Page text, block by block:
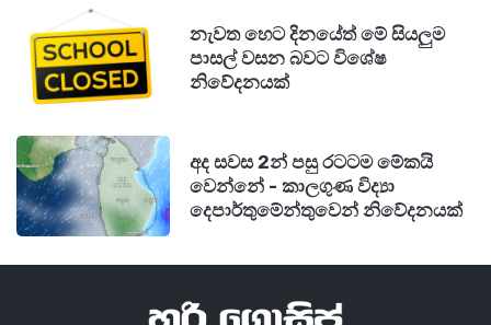
නැවත හෙට දිනයේත් මේ සියලුම
පාසල් වසන බවට විශේෂ
නිවේදනයක්
අද සවස 2න් පසු රටටම මේකයි
වෙන්නේ - කාලගුණ විද්‍යා
දෙපාර්තුමේන්තුවෙන් නිවේදනයක්